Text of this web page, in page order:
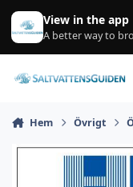
Gå till innehåll
View in the app
A better way to
Hem Övrigt